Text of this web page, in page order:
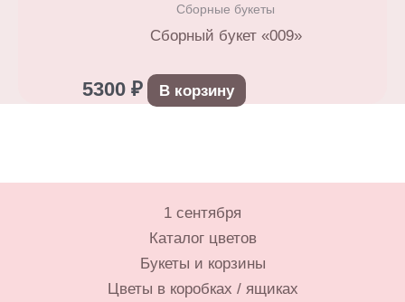
Сборные букеты
Сборный букет «009»
5300 ₽ В корзину
1 сентября
Каталог цветов
Букеты и корзины
Цветы в коробках / ящиках